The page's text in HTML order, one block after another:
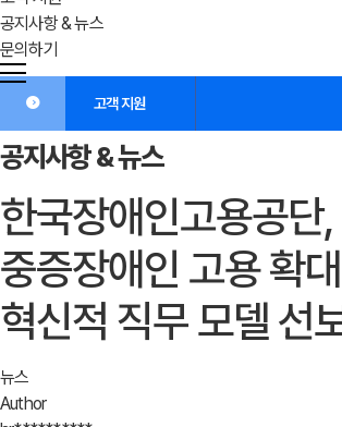
공지사항 & 뉴스
문의하기
고객 지원
공지사항 & 뉴스
한국장애인고용공단,
중증장애인 고용 확
혁신적 직무 모델 선
뉴스
Author